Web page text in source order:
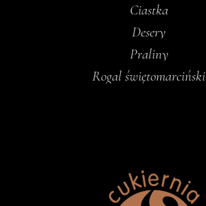
Ciastka
Desery
Praliny
Rogal świętomarciński